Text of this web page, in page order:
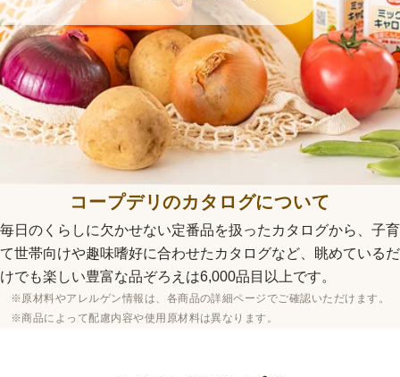
コープデリのカタログについて
毎日のくらしに欠かせない定番品を扱ったカタログから、子育
て世帯向けや趣味嗜好に合わせたカタログなど、眺めているだ
けでも楽しい豊富な品ぞろえは6,000品目以上です。
※原材料やアレルゲン情報は、各商品の詳細ページでご確認いただけます。
※商品によって配慮内容や使用原材料は異なります。